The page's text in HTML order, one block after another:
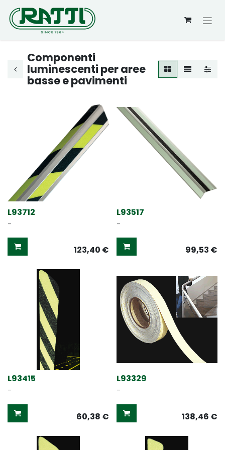
Componenti
luminescenti per aree
basse e pavimenti
L93712
-
123,40 €
L93517
-
99,53 €
L93415
-
60,38 €
L93329
-
138,46 €